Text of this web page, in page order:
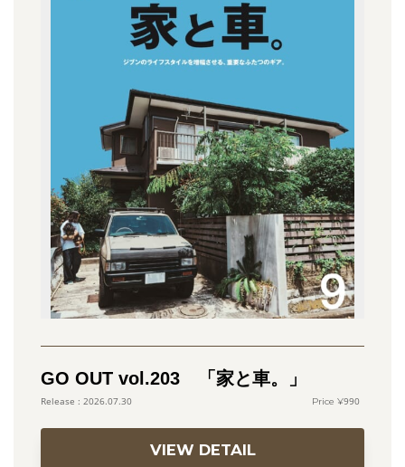
GO OUT vol.203 「家と車。」
2026.07.30 990
VIEW DETAIL